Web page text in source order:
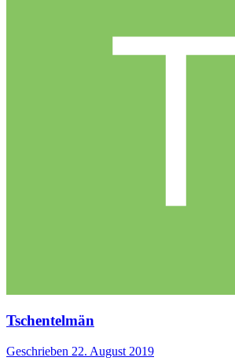
Tschentelmän
Geschrieben 22. August 2019